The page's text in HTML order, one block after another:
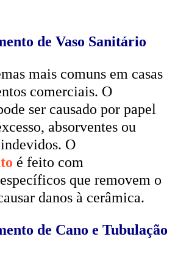
de Vaso Sanitário
mais comuns em casas
comerciais. O
ser causado por papel
absorventes ou
O
é feito com
que removem o
danos à cerâmica.
de Cano e Tubulação